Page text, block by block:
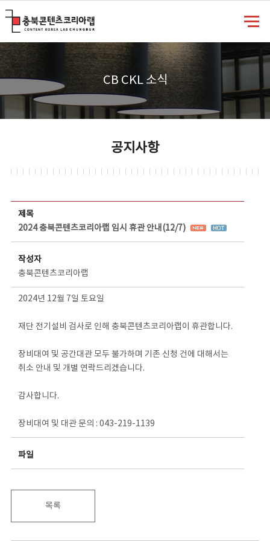
CB CKL 소식
공지사항
제목
2024 충북콘텐츠코리아랩 임시 휴관 안내(12/7)
작성자
충북콘텐츠코리아랩
2024년 12월 7일 토요일
재단 전기설비 검사로 인해 충북콘텐츠코리아랩이 휴관합니다.
장비대여 및 공간대관 모두 불가하며 기존 신청 건에 대해서는
취소 안내 및 개별 연락드리겠습니다.
감사합니다.
장비대여 및 대관 문의 : 043-219-1139
파일
목록